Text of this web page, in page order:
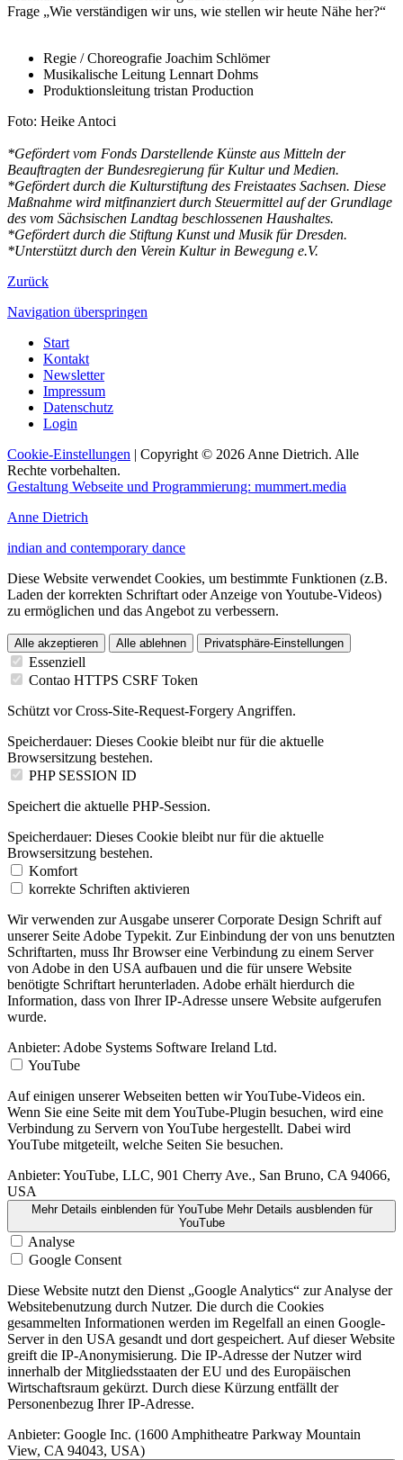
Frage „Wie verständigen wir uns, wie stellen wir heute Nähe her?“
Regie / Choreografie Joachim Schlömer
Musikalische Leitung Lennart Dohms
Produktionsleitung tristan Production
Foto: Heike Antoci
*Gefördert vom Fonds Darstellende Künste aus Mitteln der
Beauftragten der Bundesregierung für Kultur und Medien.
*Gefördert durch die Kulturstiftung des Freistaates Sachsen. Diese
Maßnahme wird mitfinanziert durch Steuermittel auf der Grundlage
des vom Sächsischen Landtag beschlossenen Haushaltes.
*Gefördert durch die Stiftung Kunst und Musik für Dresden.
*Unterstützt durch den Verein Kultur in Bewegung e.V.
Zurück
Navigation überspringen
Start
Kontakt
Newsletter
Impressum
Datenschutz
Login
Cookie-Einstellungen | Copyright © 2026 Anne Dietrich. Alle
Rechte vorbehalten.
Gestaltung Webseite und Programmierung: mummert.media
Anne Dietrich
indian and contemporary dance
Diese Website verwendet Cookies, um bestimmte Funktionen (z.B.
Laden der korrekten Schriftart oder Anzeige von Youtube-Videos)
zu ermöglichen und das Angebot zu verbessern.
Alle akzeptieren Alle ablehnen Privatsphäre-Einstellungen
Essenziell
Contao HTTPS CSRF Token
Schützt vor Cross-Site-Request-Forgery Angriffen.
Speicherdauer: Dieses Cookie bleibt nur für die aktuelle
Browsersitzung bestehen.
PHP SESSION ID
Speichert die aktuelle PHP-Session.
Speicherdauer: Dieses Cookie bleibt nur für die aktuelle
Browsersitzung bestehen.
Komfort
korrekte Schriften aktivieren
Wir verwenden zur Ausgabe unserer Corporate Design Schrift auf
unserer Seite Adobe Typekit. Zur Einbindung der von uns benutzten
Schriftarten, muss Ihr Browser eine Verbindung zu einem Server
von Adobe in den USA aufbauen und die für unsere Website
benötigte Schriftart herunterladen. Adobe erhält hierdurch die
Information, dass von Ihrer IP-Adresse unsere Website aufgerufen
wurde.
Anbieter: Adobe Systems Software Ireland Ltd.
YouTube
Auf einigen unserer Webseiten betten wir YouTube-Videos ein.
Wenn Sie eine Seite mit dem YouTube-Plugin besuchen, wird eine
Verbindung zu Servern von YouTube hergestellt. Dabei wird
YouTube mitgeteilt, welche Seiten Sie besuchen.
Anbieter: YouTube, LLC, 901 Cherry Ave., San Bruno, CA 94066,
USA
Mehr Details einblendenfür YouTube Mehr Details ausblendenfür
YouTube
Analyse
Google Consent
Diese Website nutzt den Dienst „Google Analytics“ zur Analyse der
Websitebenutzung durch Nutzer. Die durch die Cookies
gesammelten Informationen werden im Regelfall an einen Google-
Server in den USA gesandt und dort gespeichert. Auf dieser Website
greift die IP-Anonymisierung. Die IP-Adresse der Nutzer wird
innerhalb der Mitgliedsstaaten der EU und des Europäischen
Wirtschaftsraum gekürzt. Durch diese Kürzung entfällt der
Personenbezug Ihrer IP-Adresse.
Anbieter: Google Inc. (1600 Amphitheatre Parkway Mountain
View, CA 94043, USA)